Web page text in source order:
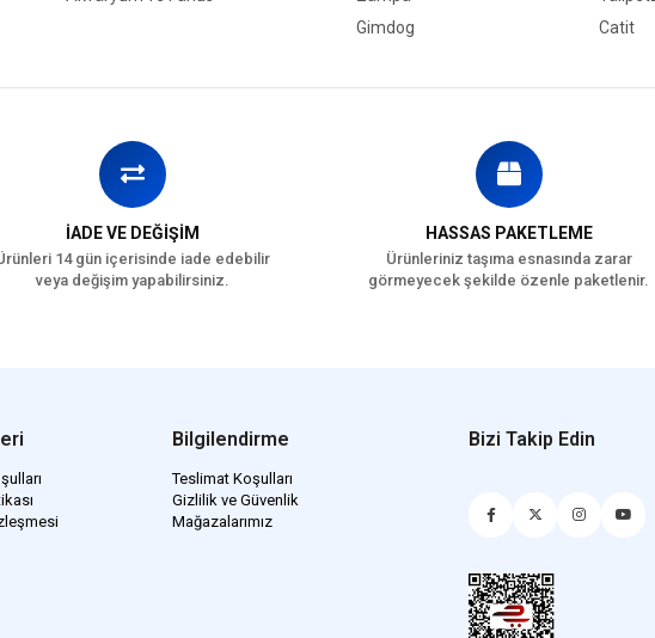
Gimdog
Catit
İADE VE DEĞİŞİM
14 gün içerisinde iade edebilir
veya değişim yapabilirsiniz.
HASSAS PAKETLEME
Ürünleriniz taşıma esnasında zarar
görmeyecek şekilde özenle paketlenir.
Bilgilendirme
Teslimat Koşulları
Gizlilik ve Güvenlik
Mağazalarımız
Bizi Takip Edin